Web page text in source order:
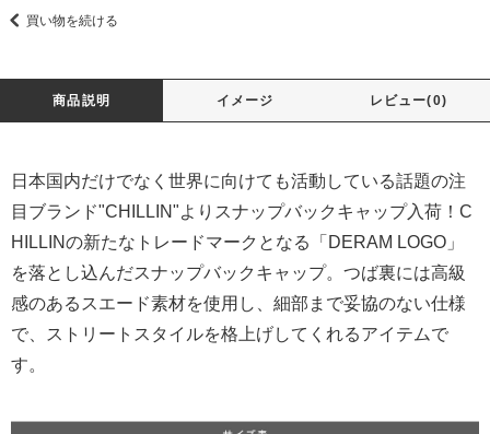
買い物を続ける
商品説明 イメージ レビュー(0)
日本国内だけでなく世界に向けても活動している話題の注
目ブランド"CHILLIN"よりスナップバックキャップ入荷！C
HILLINの新たなトレードマークとなる「DERAM LOGO」
を落とし込んだスナップバックキャップ。つば裏には高級
感のあるスエード素材を使用し、細部まで妥協のない仕様
で、ストリートスタイルを格上げしてくれるアイテムで
す。